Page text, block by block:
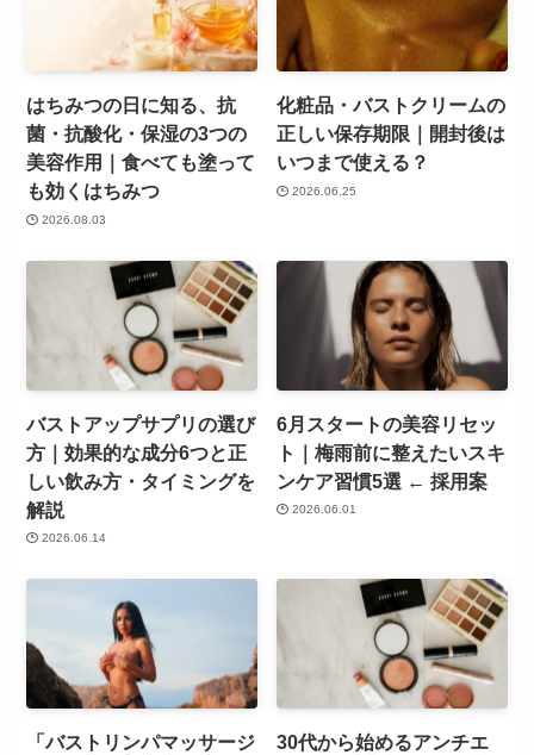
はちみつの日に知る、抗
菌・抗酸化・保湿の3つの
美容作用｜食べても塗って
も効くはちみつ
2026.08.03
化粧品・バストクリームの
正しい保存期限｜開封後は
いつまで使える？
2026.06.25
バストアップサプリの選び
方｜効果的な成分6つと正
しい飲み方・タイミングを
解説
2026.06.14
6月スタートの美容リセッ
ト｜梅雨前に整えたいスキ
ンケア習慣5選 ← 採用案
2026.06.01
「バストリンパマッサージ
30代から始めるアンチエ